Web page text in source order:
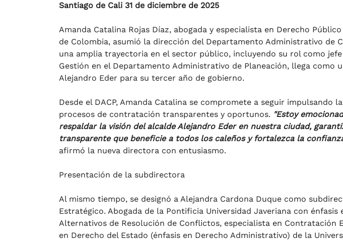
Santiago de Cali 31 de diciembre de 2025
Amanda Catalina Rojas Díaz, abogada y especialista en Derecho
de Colombia, asumió la dirección del Departamento Administrativo de
una amplia trayectoria en el sector público, incluyendo su rol como
Gestión en el Departamento Administrativo de Planeación, llega como
Alejandro Eder para su tercer año de gobierno.
Desde el DACP, Amanda Catalina se compromete a seguir impulsando
procesos de contratación transparentes y oportunos. "Estoy
respaldar la visión del alcalde Alejandro Eder en nuestra ciudad,
transparente que beneficie a todos los caleños y fortalezca la
afirmó la nueva directora con entusiasmo.
Presentación de la subdirectora
Al mismo tiempo, se designó a Alejandra Cardona Duque como
Estratégico. Abogada de la Pontificia Universidad Javeriana con
Alternativos de Resolución de Conflictos, especialista en Contratación
en Derecho del Estado (énfasis en Derecho Administrativo) de la